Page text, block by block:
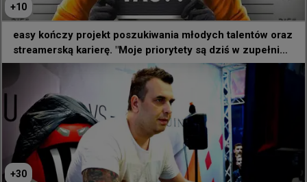
"Opowiem wam, jak było: były negocjacje z FaZe Clan,
ale postanowili wybrać JBOENA"
+10
easy kończy projekt poszukiwania młodych talentów oraz
streamerską karierę. "Moje priorytety są dziś w zupełnie
innym miejscu"
+30